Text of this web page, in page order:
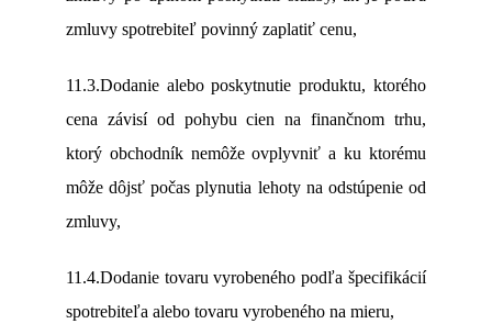
zmluvy spotrebiteľ povinný zaplatiť cenu,
11.3.Dodanie alebo poskytnutie produktu, ktorého
cena závisí od pohybu cien na finančnom trhu,
ktorý obchodník nemôže ovplyvniť a ku ktorému
môže dôjsť počas plynutia lehoty na odstúpenie od
zmluvy,
11.4.Dodanie tovaru vyrobeného podľa špecifikácií
spotrebiteľa alebo tovaru vyrobeného na mieru,